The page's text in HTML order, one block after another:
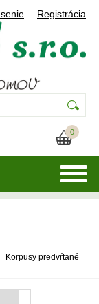
Registrácia
0
Korpusy predvŕtané